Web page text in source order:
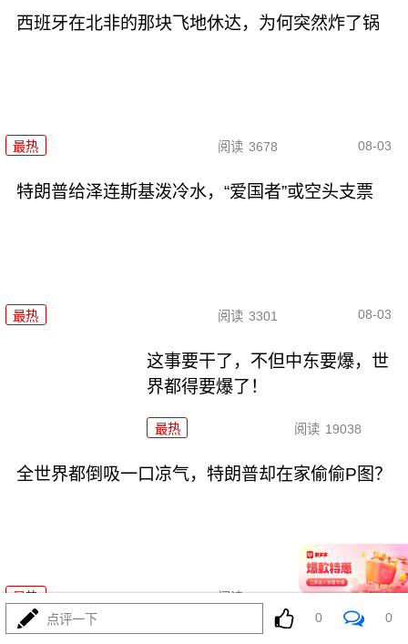
西班牙在北非的那块飞地休达，为何突然炸了锅
最热 阅读 3678 08-03
特朗普给泽连斯基泼冷水，“爱国者”或空头支票
最热 阅读 3301 08-03
这事要干了，不但中东要爆，世
界都得要爆了！
最热 阅读 19038
全世界都倒吸一口凉气，特朗普却在家偷偷P图？
最热 阅读 10535 08-02
点评一下 0 0